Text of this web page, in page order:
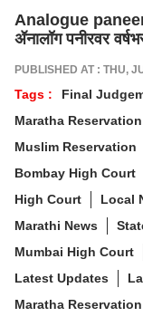
Analogue paneer
ॲनालॉग पनीरवर
PUBLISHED AT : THU,
Tags :
Final
Maratha
Muslim Reservation
Bombay High Court
High Court
Local
Marathi News
Mumbai High Court
Latest Updates
Maratha Reservation